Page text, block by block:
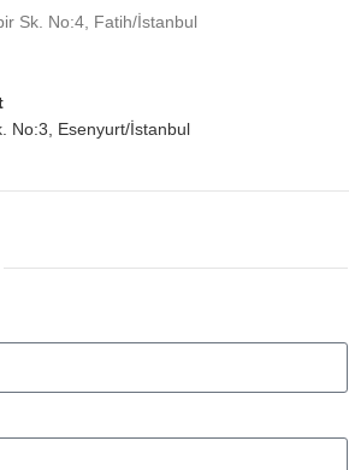
Sk. No:4, Fatih/İstanbul
No:3, Esenyurt/İstanbul